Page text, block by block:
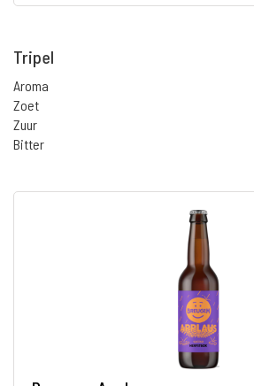
Tripel
Aroma
Zoet
Zuur
Bitter